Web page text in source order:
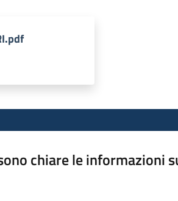
chiare le informazioni